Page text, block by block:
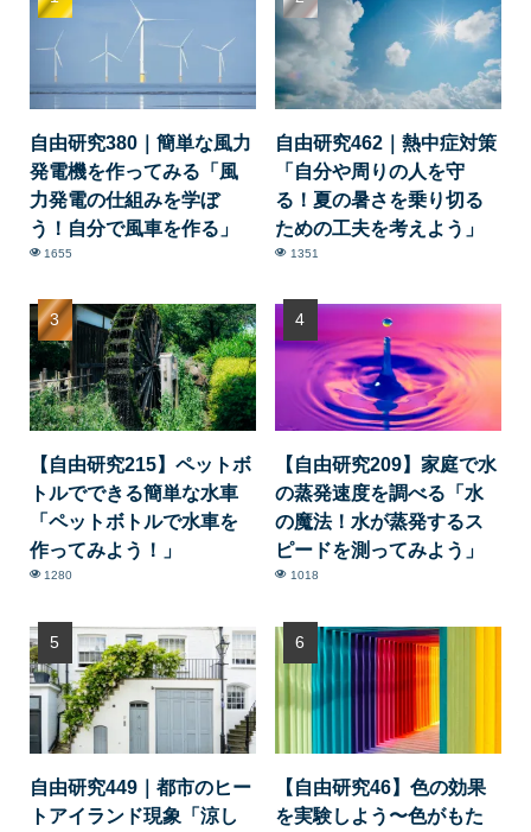
自由研究380｜簡単な風力
発電機を作ってみる「風
力発電の仕組みを学ぼ
う！自分で風車を作る」
1655
自由研究462｜熱中症対策
「自分や周りの人を守
る！夏の暑さを乗り切る
ための工夫を考えよう」
1351
【自由研究215】ペットボ
トルでできる簡単な水車
「ペットボトルで水車を
作ってみよう！」
1280
【自由研究209】家庭で水
の蒸発速度を調べる「水
の魔法！水が蒸発するス
ピードを測ってみよう」
1018
自由研究449｜都市のヒー
トアイランド現象「涼し
【自由研究46】色の効果
を実験しよう〜色がもた